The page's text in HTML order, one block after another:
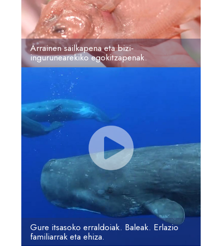
Jolasak
Dokumentalaren
Gida didaktikoa
Arrainen sailkapena eta bizi-
ingurunearekiko egokitzapenak.
Gure itsasoko erraldoiak. Baleak. Erlazio
familiarrak eta ehiza.